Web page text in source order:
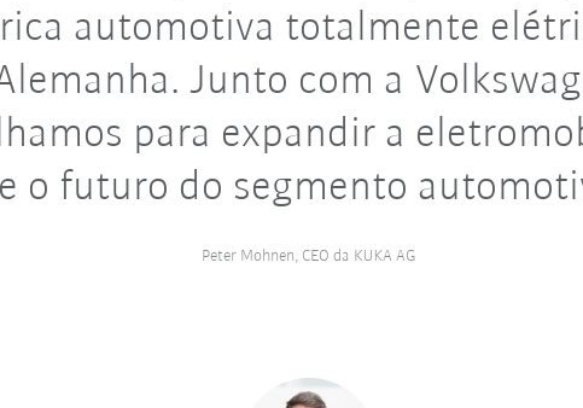
automotiva totalmente
Junto com a
para expandir a
e o futuro do segmento
Peter Mohnen, CEO da KUKA AG